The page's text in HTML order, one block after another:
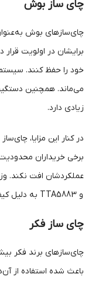
چای ساز بوش
چای‌سازهای بوش
برایشان در اولویت
خود را حفظ کنند.
می‌ماند. همچنین
زیادی دارد.
در کنار این مزایا،
برخی خریداران
و TTA5883 به دلیل کیفیت ساخت عالی و عمر طولانی، همچنان جزو انتخاب‌های محبوب در میان مصرف‌کنندگان حرفه‌ای محسوب می‌شوند.
چای ساز فکر
چای‌سازهای برند فکر